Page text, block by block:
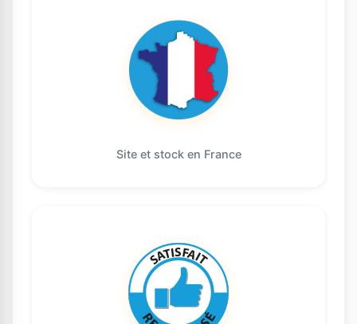
Site et stock en France